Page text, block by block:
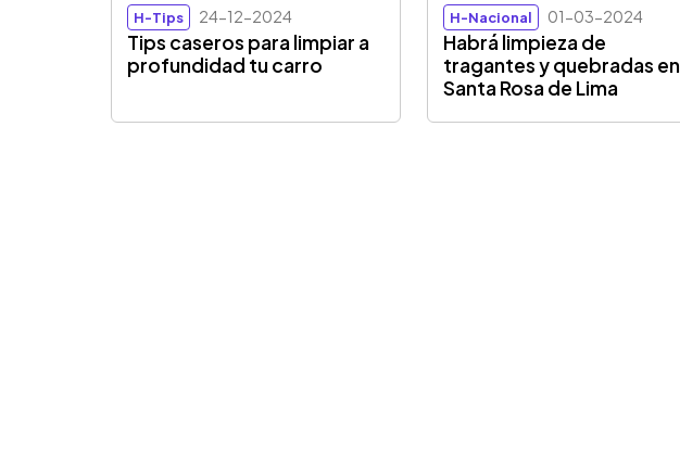
H-Tips 24-12-2024
Tips caseros para limpiar a
profundidad tu carro
H-Nacional 01-03-2024
Habrá limpieza de
tragantes y quebradas en
Santa Rosa de Lima